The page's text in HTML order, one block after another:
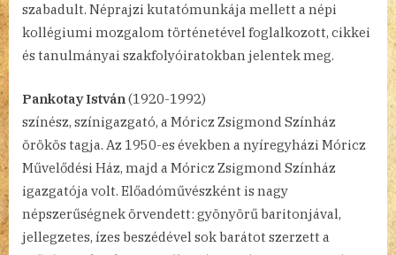
szabadult. Néprajzi kutatómunkája mellett a népi
kollégiumi mozgalom történetével foglalkozott, cikkei
és tanulmányai szakfolyóiratokban jelentek meg.
Pankotay István (1920-1992)
színész, színigazgató, a Móricz Zsigmond Színház
örökös tagja. Az 1950-es években a nyíregyházi Móricz
Művelődési Ház, majd a Móricz Zsigmond Színház
igazgatója volt. Előadóművészként is nagy
népszerűségnek örvendett: gyönyörű baritonjával,
jellegzetes, ízes beszédével sok barátot szerzett a